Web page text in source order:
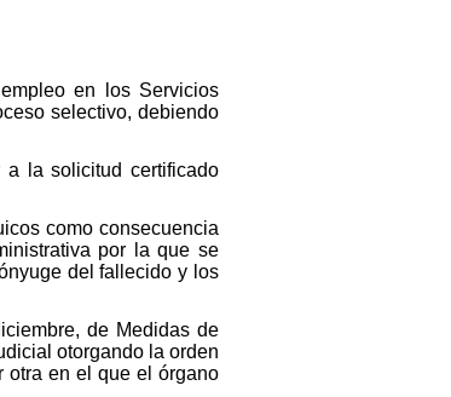
en los Servicios
selectivo, debiendo
la solicitud certificado
como consecuencia
por la que se
del fallecido y los
de Medidas de
otorgando la orden
otra en el que el órgano